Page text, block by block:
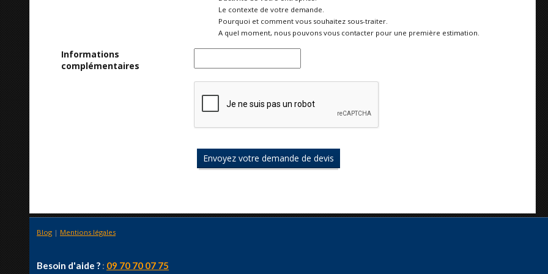
Le contexte de votre demande.
Pourquoi et comment vous souhaitez sous-traiter.
A quel moment, nous pouvons vous contacter pour une première estimation.
Informations
complémentaires
Blog | Mentions légales
Besoin d'aide ? : 09 70 70 07 75